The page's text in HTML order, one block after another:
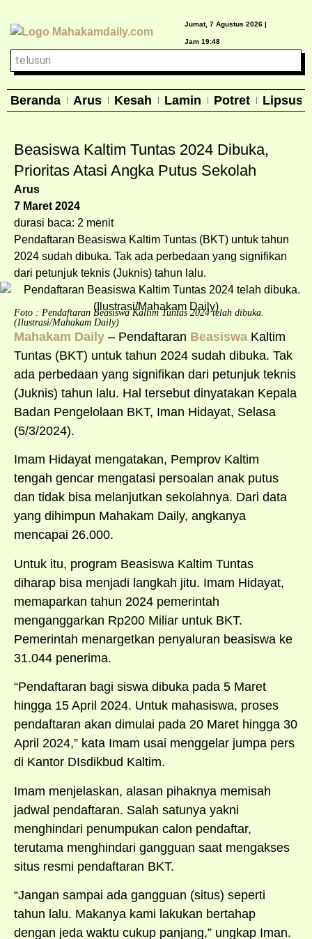
Jumat, 7 Agustus 2026 |
Jam 19:48
Beranda Arus Kesah Lamin Potret Lipsus
Beasiswa Kaltim Tuntas 2024 Dibuka,
Prioritas Atasi Angka Putus Sekolah
Arus
7 Maret 2024
durasi baca: 2 menit
Pendaftaran Beasiswa Kaltim Tuntas (BKT) untuk tahun
2024 sudah dibuka. Tak ada perbedaan yang signifikan
dari petunjuk teknis (Juknis) tahun lalu.
Foto : Pendaftaran Beasiswa Kaltim Tuntas 2024 telah dibuka.
(Ilustrasi/Mahakam Daily)
Mahakam Daily – Pendaftaran Beasiswa Kaltim
Tuntas (BKT) untuk tahun 2024 sudah dibuka. Tak
ada perbedaan yang signifikan dari petunjuk teknis
(Juknis) tahun lalu. Hal tersebut dinyatakan Kepala
Badan Pengelolaan BKT, Iman Hidayat, Selasa
(5/3/2024).
Imam Hidayat mengatakan, Pemprov Kaltim
tengah gencar mengatasi persoalan anak putus
dan tidak bisa melanjutkan sekolahnya. Dari data
yang dihimpun Mahakam Daily, angkanya
mencapai 26.000.
Untuk itu, program Beasiswa Kaltim Tuntas
diharap bisa menjadi langkah jitu. Imam Hidayat,
memaparkan tahun 2024 pemerintah
menganggarkan Rp200 Miliar untuk BKT.
Pemerintah menargetkan penyaluran beasiswa ke
31.044 penerima.
“Pendaftaran bagi siswa dibuka pada 5 Maret
hingga 15 April 2024. Untuk mahasiswa, proses
pendaftaran akan dimulai pada 20 Maret hingga 30
April 2024,” kata Imam usai menggelar jumpa pers
di Kantor DIsdikbud Kaltim.
Imam menjelaskan, alasan pihaknya memisah
jadwal pendaftaran. Salah satunya yakni
menghindari penumpukan calon pendaftar,
terutama menghindari gangguan saat mengakses
situs resmi pendaftaran BKT.
“Jangan sampai ada gangguan (situs) seperti
tahun lalu. Makanya kami lakukan bertahap
dengan jeda waktu cukup panjang,” ungkap Iman.